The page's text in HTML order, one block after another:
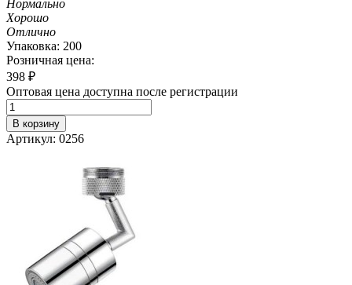
Нормально
Хорошо
Отлично
Упаковка: 200
Розничная цена:
398 ₽
Оптовая цена доступна после регистрации
В корзину
Артикул: 0256